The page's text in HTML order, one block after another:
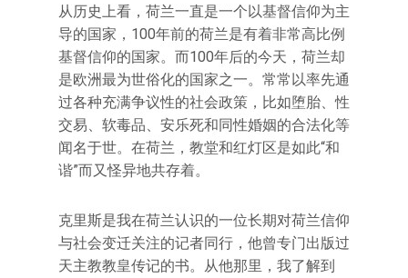
从历史上看，荷兰一直是一个以基督信仰为主
导的国家，100年前的荷兰是有着非常高比例
基督信仰的国家。而100年后的今天，荷兰却
是欧洲最为世俗化的国家之一。常常以率先通
过各种充满争议性的社会政策，比如堕胎、性
交易、软毒品、安乐死和同性婚姻的合法化等
闻名于世。在荷兰，教堂和红灯区是如此“和
谐”而又怪异地共存着。
克里斯是我在荷兰认识的一位长期对荷兰信仰
与社会变迁关注的记者同行，他曾专门出版过
天主教教皇传记的书。从他那里，我了解到